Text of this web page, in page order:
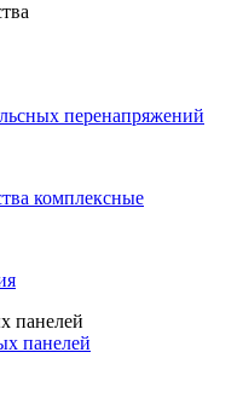
перенапряжений
комплексные
панелей
панелей